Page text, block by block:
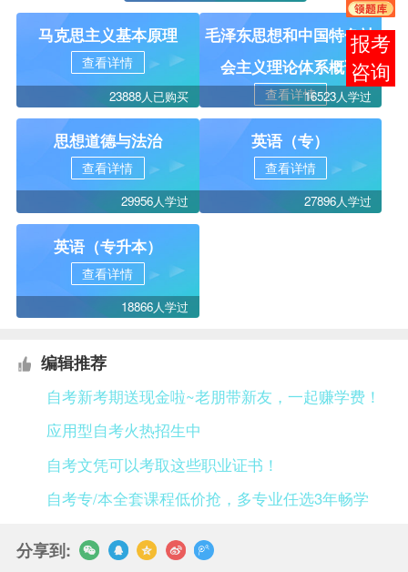
马克思主义基本原理
查看详情
23888人已购买
毛泽东思想和中国特色社
会主义理论体系概论
查看详情16523人学过
思想道德与法治
查看详情
29956人学过
英语（专）
查看详情
27896人学过
英语（专升本）
查看详情
18866人学过
编辑推荐
自考新考期送现金啦~老朋带新友，一起赚学费！
应用型自考火热招生中
自考文凭可以考取这些职业证书！
自考专/本全套课程低价抢，多专业任选3年畅学
分享到:
报考
咨询